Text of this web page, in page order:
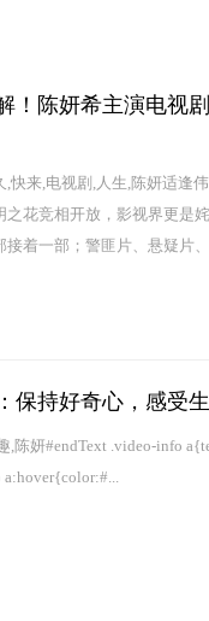
！陈妍希主演电视
,快来,电视剧,人生,陈妍适逢
之花竞相开放，影视界更是
接着一部；警匪片、悬疑片
保持好奇心，感受
,陈妍#endText .video-info
a:hover{color:#...